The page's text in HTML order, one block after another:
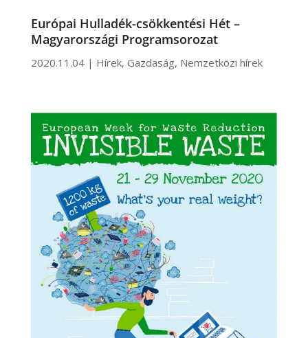
Európai Hulladék-csökkentési Hét –
Magyarországi Programsorozat
2020.11.04| Hírek, Gazdaság, Nemzetközi hírek